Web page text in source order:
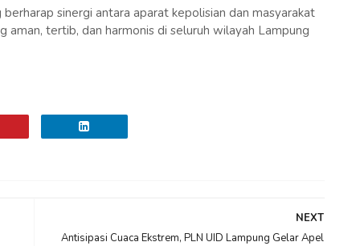
sinergi antara aparat kepolisian dan masyarakat
aman, tertib, dan harmonis di seluruh wilayah Lampung
NEXT
Antisipasi Cuaca Ekstrem, PLN UID Lampung Gelar Apel